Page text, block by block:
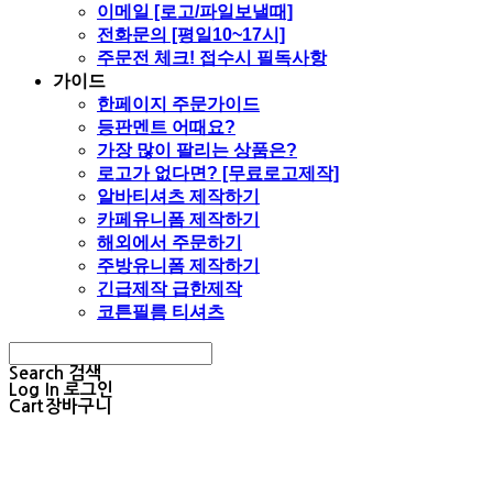
이메일 [로고/파일보낼때]
전화문의 [평일10~17시]
주문전 체크! 접수시 필독사항
가이드
한페이지 주문가이드
등판멘트 어때요?
가장 많이 팔리는 상품은?
로고가 없다면? [무료로고제작]
알바티셔츠 제작하기
카페유니폼 제작하기
해외에서 주문하기
주방유니폼 제작하기
긴급제작 급한제작
코튼필름 티셔츠
Search 검색
Log In 로그인
Cart장바구니